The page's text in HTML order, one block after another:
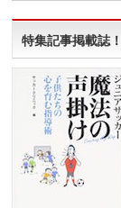
特集記事掲載誌！